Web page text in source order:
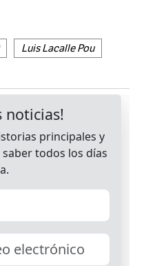
Luis Lacalle Pou